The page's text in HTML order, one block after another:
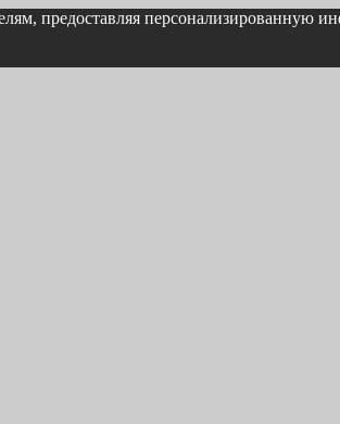
предоставляя персонализированную